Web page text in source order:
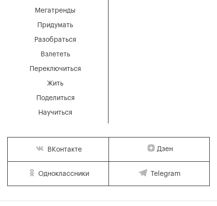
Мегатренды
Придумать
Разобраться
Взлететь
Переключиться
Жить
Поделиться
Научиться
ВКонтакте Дзен
Одноклассники Telegram